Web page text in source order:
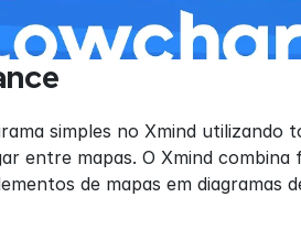
simples no Xmind
entre mapas. O Xmind
de mapas em diagramas